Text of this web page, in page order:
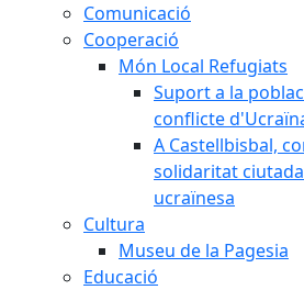
Comunicació
Cooperació
Món Local Refugiats
Suport a la
conflicte
A Castellbisbal,
solidaritat
ucraïnesa
Cultura
Museu de la Pagesia
Educació